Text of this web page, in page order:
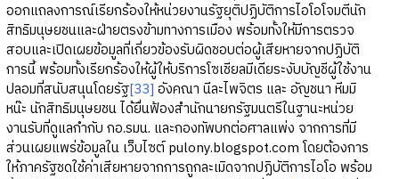
ออกแถลงการณ์เรียกร้องให้หน่วยงานรัฐยุติปฏิบัติการไอโอโจมตีนัก
สิทธิมนุษยชนและฝ่ายตรงข้ามทางการเมือง พร้อมทั้งให้มีการตรวจ
สอบและเปิดเผยข้อมูลที่เกี่ยวข้องรับผิดชอบต่อผู้เสียหายจากปฏิบัติ
การนี้ พร้อมทั้งเรียกร้องให้ผู้ให้บริการโซเชียลมีเดียระงับบัญชีผู้ใช้งาน
ปลอมที่สนับสนุนโดยรัฐ[33] อังคณา นีละไพจิตร และ อัญชนา หีมมิ
หน๊ะ นักสิทธิมนุษยชน ได้ยื่นฟ้องสำนักนายกรัฐมนตรีในฐานะหน่วย
งานรับที่ดูแลกำกับ กอ.รมน. และกองทัพบกต่อศาลแพ่ง จากการที่มี
ส่วนเผยแพร่ข้อมูลใน เว็บไซต์ pulony.blogspot.com โดยต้องการ
ให้ภาครัฐชดใช้ค่าเสียหายจากการถูกละเมิดจากปฏิบัติการไอโอ พร้อม